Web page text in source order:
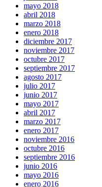
mayo 2018
abril 2018
marzo 2018
enero 2018
diciembre 2017
noviembre 2017
octubre 2017
septiembre 2017
agosto 2017
julio 2017
junio 2017
mayo 2017
abril 2017
marzo 2017
enero 2017
noviembre 2016
octubre 2016
septiembre 2016
junio 2016
mayo 2016
enero 2016